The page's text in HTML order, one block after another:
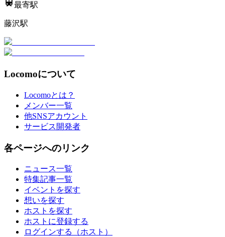
最寄駅
藤沢駅
Locomoについて
Locomoとは？
メンバー一覧
他SNSアカウント
サービス開発者
各ページへのリンク
ニュース一覧
特集記事一覧
イベントを探す
想いを探す
ホストを探す
ホストに登録する
ログインする（ホスト）